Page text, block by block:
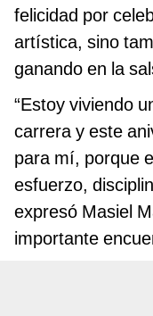
felicidad por
artística, sino
ganando en la
“Estoy viviendo
carrera y este
para mí, porque
esfuerzo,
expresó Masiel
importante